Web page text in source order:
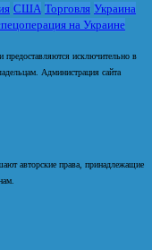
США Торговля Украина
на Украине
предоставляются исключительно в
Администрация сайта
авторские права, принадлежащие